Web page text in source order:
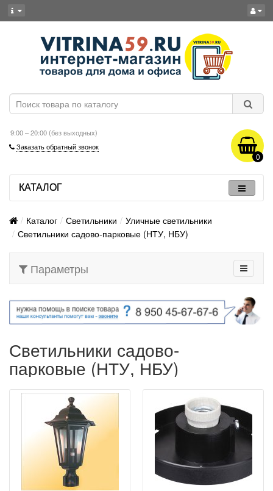
9:00 – 20:00 (без выходных)
Заказать обратный звонок
0
КАТАЛОГ
Каталог Светильники
Уличные светильники
Светильники садово-парковые (НТУ, НБУ)
Параметры
Светильники садово-
парковые (НТУ, НБУ)